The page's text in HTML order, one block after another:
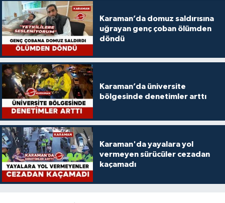
Karaman’da domuz saldırısına
uğrayan genç çoban ölümden
döndü
Karaman’da üniversite
bölgesinde denetimler arttı
Karaman'da yayalara yol
vermeyen sürücüler cezadan
kaçamadı